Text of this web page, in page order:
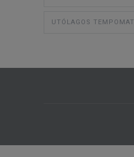
UTÓLAGOS TEMPOMAT